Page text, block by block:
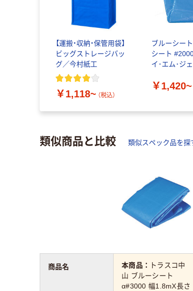
【運搬・収納・保管用袋】
ビッグストレージバッ
グ／今村紙工
￥1,118~ （税込）
ブルーシー
シート
イ･エム･ジ
￥1,420~
類似商品と比較 類似スペック品を探
本商品：
トラスコ中
山 ブルーシート
α#3000 幅1.8mX長さ
商品名